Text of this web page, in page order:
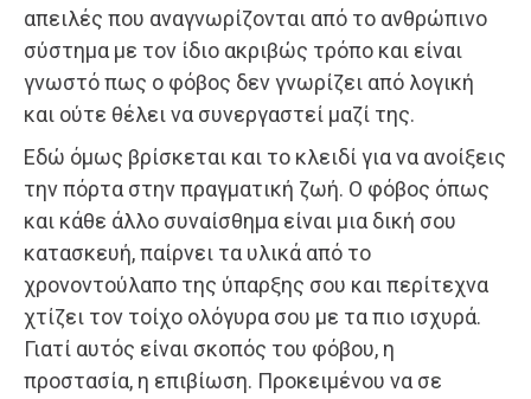
απειλές που αναγνωρίζονται από το ανθρώπινο
σύστημα με τον ίδιο ακριβώς τρόπο και είναι
γνωστό πως ο φόβος δεν γνωρίζει από λογική
και ούτε θέλει να συνεργαστεί μαζί της.
Εδώ όμως βρίσκεται και το κλειδί για να ανοίξεις
την πόρτα στην πραγματική ζωή. Ο φόβος όπως
και κάθε άλλο συναίσθημα είναι μια δική σου
κατασκευή, παίρνει τα υλικά από το
χρονοντούλαπο της ύπαρξης σου και περίτεχνα
χτίζει τον τοίχο ολόγυρα σου με τα πιο ισχυρά.
Γιατί αυτός είναι σκοπός του φόβου, η
προστασία, η επιβίωση. Προκειμένου να σε